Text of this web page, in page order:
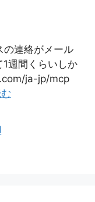
連絡がメール
週間くらいしか
ja-jp/mcp